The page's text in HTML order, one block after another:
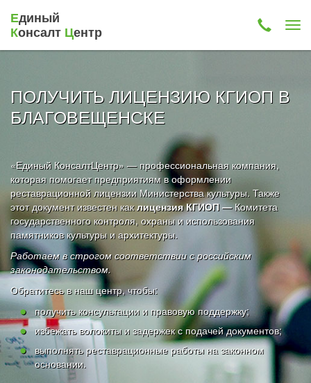
Единый
Консалт Центр
ПОЛУЧИТЬ ЛИЦЕНЗИЮ КГИОП В
БЛАГОВЕЩЕНСКЕ
«Единый КонсалтЦентр» — профессиональная компания,
которая помогает предприятиям в оформлении
реставрационной лицензии Министерства культуры. Также
этот документ известен каклицензия КГИОП —Комитета
государственного контроля, охраны и использования
памятников культуры и архитектуры.
Работаем в строгом соответствии с российским
законодательством.
Обратитесь в наш центр, чтобы:
получить консультации и правовую поддержку;
избежать волокиты и задержек с подачей документов;
выполнять реставрационные работы на законном
основании.